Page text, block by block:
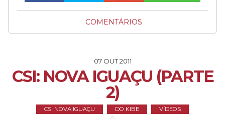
COMENTÁRIOS
07 OUT 2011
CSI: NOVA IGUAÇU (PARTE
2)
CSI NOVA IGUAÇU DO KIBE VÍDEOS